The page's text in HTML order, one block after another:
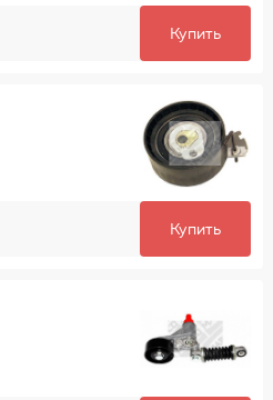
Купить
Купить